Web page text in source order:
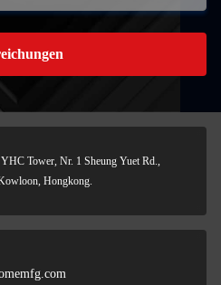
Tower, Nr. 1 Sheung Yuet Rd.,
Hongkong.